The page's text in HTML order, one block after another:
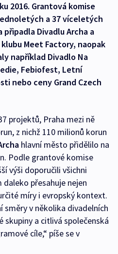
2016. Grantová komise
a 37 víceletých
Divadlu Archa a
Meet Factory, naopak
například Divadlo Na
Febiofest, Letní
nebo ceny Grand Czech
projektů, Praha mezi ně
z nichž 110 milionů korun
hlavní město přidělilo na
Podle grantové komise
výši doporučili všichni
daleko přesahuje nejen
míry i evropský kontext.
směry v několika divadelních
a citlivá společenská
cíle,“ píše se v